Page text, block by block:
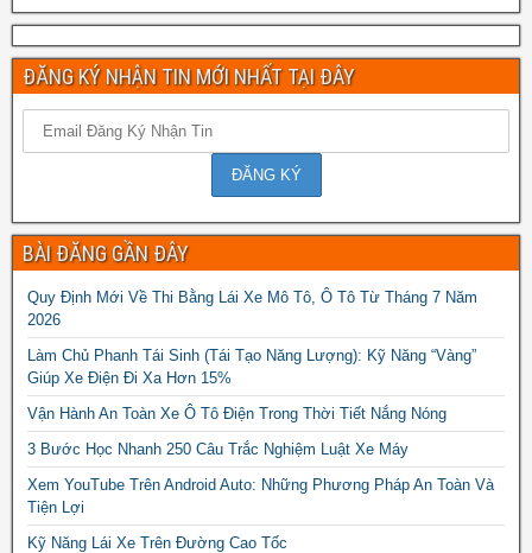
ĐĂNG KÝ NHẬN TIN MỚI NHẤT TẠI ĐÂY
BÀI ĐĂNG GẦN ĐÂY
Quy Định Mới Về Thi Bằng Lái Xe Mô Tô, Ô Tô Từ Tháng 7 Năm
2026
Làm Chủ Phanh Tái Sinh (Tái Tạo Năng Lượng): Kỹ Năng “Vàng”
Giúp Xe Điện Đi Xa Hơn 15%
Vận Hành An Toàn Xe Ô Tô Điện Trong Thời Tiết Nắng Nóng
3 Bước Học Nhanh 250 Câu Trắc Nghiệm Luật Xe Máy
Xem YouTube Trên Android Auto: Những Phương Pháp An Toàn Và
Tiện Lợi
Kỹ Năng Lái Xe Trên Đường Cao Tốc